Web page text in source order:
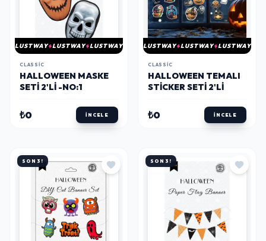
LUSTWAY LUSTWAY LUSTWAY
CLASSIC
HALLOWEEN MASKE
SETI 2'LI -NO:1
₺0 İNCELE
LUSTWAY LUSTWAY LUSTWAY
CLASSIC
HALLOWEEN TEMALI
STICKER SETI 2'LI
₺0 İNCELE
SON 3! SON 3!